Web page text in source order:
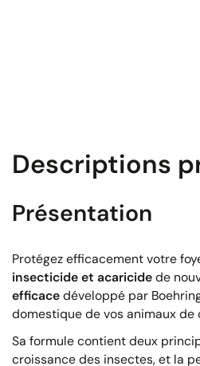
Descriptions
Présentation
Protégez efficacement votre
insecticide et acaricidede
efficacedéveloppé par
domestique de vos animaux de
Sa formule contient deux
croissance des insectes, et la